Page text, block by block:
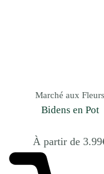
Marché aux Fleurs
Bidens en Pot
À partir de 3.99